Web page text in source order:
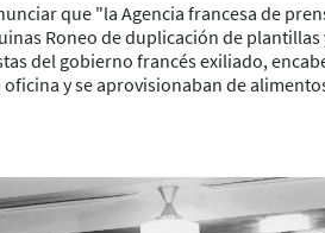
que "la Agencia francesa de
Roneo de duplicación de
del gobierno francés exiliado,
y se aprovisionaban de